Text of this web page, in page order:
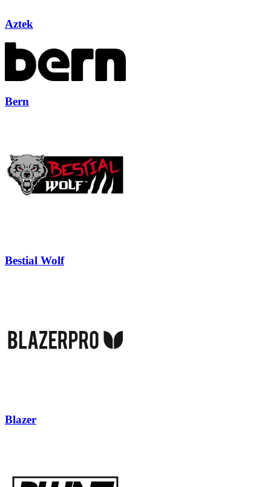
Aztek
Bern
Bestial Wolf
Blazer